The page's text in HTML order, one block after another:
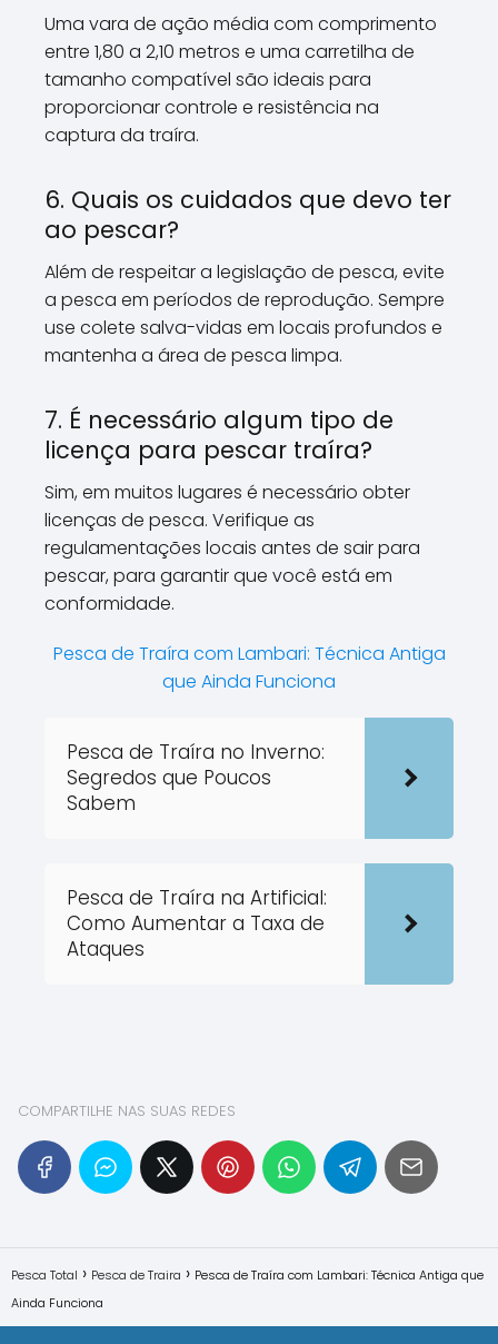
Uma vara de ação média com comprimento
entre 1,80 a 2,10 metros e uma carretilha de
tamanho compatível são ideais para
proporcionar controle e resistência na
captura da traíra.
6. Quais os cuidados que devo ter
ao pescar?
Além de respeitar a legislação de pesca, evite
a pesca em períodos de reprodução. Sempre
use colete salva-vidas em locais profundos e
mantenha a área de pesca limpa.
7. É necessário algum tipo de
licença para pescar traíra?
Sim, em muitos lugares é necessário obter
licenças de pesca. Verifique as
regulamentações locais antes de sair para
pescar, para garantir que você está em
conformidade.
Pesca de Traíra com Lambari: Técnica Antiga
que Ainda Funciona
Pesca de Traíra no Inverno:
Segredos que Poucos
Sabem
Pesca de Traíra na Artificial:
Como Aumentar a Taxa de
Ataques
COMPARTILHE NAS SUAS REDES
Pesca Total Pesca de Traira
Pesca de Traíra com Lambari: Técnica Antiga que
Ainda Funciona